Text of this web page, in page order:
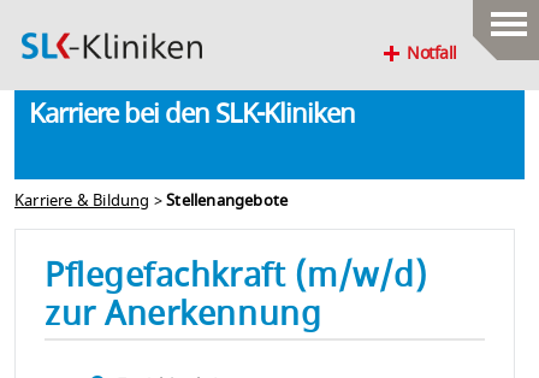
Notfall
Karriere bei den SLK-Kliniken
Karriere & Bildung >Stellenangebote
Pflegefachkraft (m/w/d)
zur Anerkennung